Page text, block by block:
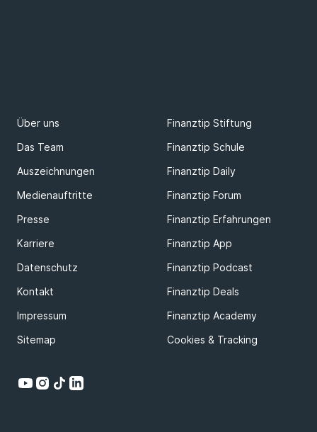
Über uns
Finanztip Stiftung
Das Team
Finanztip Schule
Auszeichnungen
Finanztip Daily
Medienauftritte
Finanztip Forum
Presse
Finanztip Erfahrungen
Karriere
Finanztip App
Datenschutz
Finanztip Podcast
Kontakt
Finanztip Deals
Impressum
Finanztip Academy
Sitemap
Cookies & Tracking